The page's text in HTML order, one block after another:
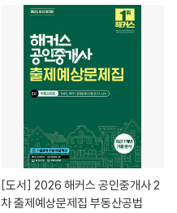
[도서]
차 출제예상문제집 부동산공법